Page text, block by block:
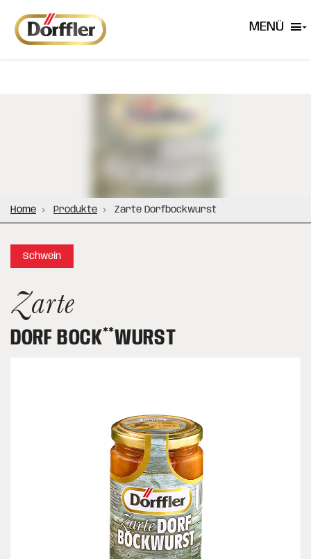
MENÜ
Home Produkte Zarte Dorfbockwurst
Schwein
Zarte
DORF BOCK*­*WURST